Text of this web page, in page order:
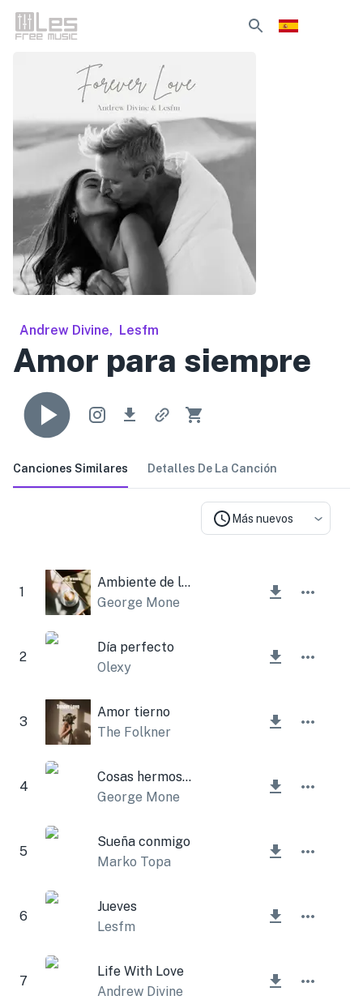
Andrew Divine, Lesfm
Amor para siempre
Canciones Similares Detalles De La Canción
Más nuevos
1
Ambiente de la ciudad
George Mone
2
Día perfecto
Olexy
3
Amor tierno
The Folkner
4
Cosas hermosas
George Mone
5
Sueña conmigo
Marko Topa
6
Jueves
Lesfm
7
Life With Love
Andrew Divine